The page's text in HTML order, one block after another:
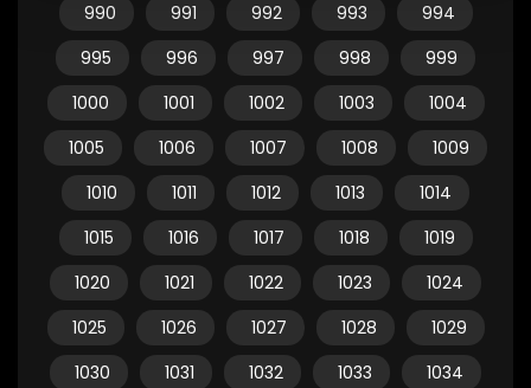
990
991 992 993
994
995
996 997 998
999
1000
1001 1002 1003
1004
1005
1006 1007 1008
1009
1010
1011 1012 1013
1014
1015
1016 1017 1018
1019
1020
1021 1022 1023
1024
1025
1026 1027 1028
1029
1030
1031 1032 1033
1034